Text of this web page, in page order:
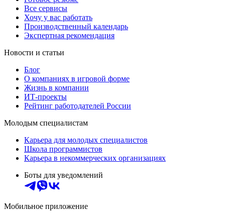
Все сервисы
Хочу у вас работать
Производственный календарь
Экспертная рекомендация
Новости и статьи
Блог
О компаниях в игровой форме
Жизнь в компании
ИТ-проекты
Рейтинг работодателей России
Молодым специалистам
Карьера для молодых специалистов
Школа программистов
Карьера в некоммерческих организациях
Боты для уведомлений
Мобильное приложение